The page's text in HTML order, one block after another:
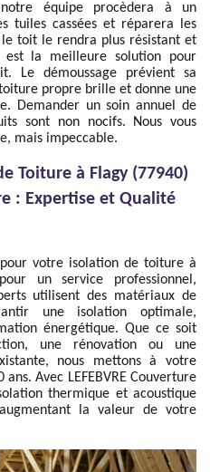
équipe procèdera à un
tuiles cassées et réparera les
toit le rendra plus résistant et
la meilleure solution pour
Le démoussage prévient sa
propre brille et donne une
Demander un soin annuel de
sont non nocifs. Nous vous
mais impeccable.
Toiture à Flagy (77940)
: Expertise et Qualité
pour votre isolation de toiture à
un service professionnel,
utilisent des matériaux de
une isolation optimale,
énergétique. Que ce soit
une rénovation ou une
nous mettons à votre
Avec LEFEBVRE Couverture
thermique et acoustique
la valeur de votre